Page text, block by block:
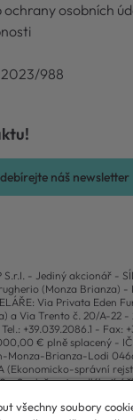
osobních
2023/988
náš newsletter
S.r.I. - Jediný akcionář -
(Monza Brianza) -
Via Privata Eden
a Via Trento č. 20/A-22 -
+39.039.2086.1 - Fax:
€ plně splacený - IČ
Monza-Brianza-Lodi
(Ekonomicko-správní
- Společnost podléhající
všechny soubory